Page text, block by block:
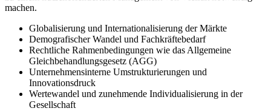
machen.
Globalisierung und Internationalisierung der Märkte
Demografischer Wandel und Fachkräftebedarf
Rechtliche Rahmenbedingungen wie das Allgemeine
Gleichbehandlungsgesetz (AGG)
Unternehmensinterne Umstrukturierungen und
Innovationsdruck
Wertewandel und zunehmende Individualisierung in der
Gesellschaft